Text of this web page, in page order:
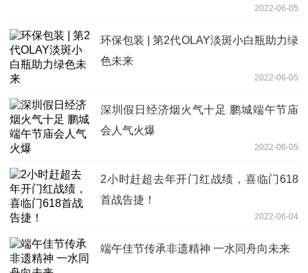
2022-06-05
环保包装 | 第2代OLAY淡斑小白瓶助力绿
色未来
2022-06-05
深圳假日经济烟火气十足 鹏城端午节庙
会人气火爆
2022-06-05
2小时赶超去年开门红战绩，喜临门618
首战告捷！
2022-06-04
端午佳节传承非遗精神 一水同舟向未来